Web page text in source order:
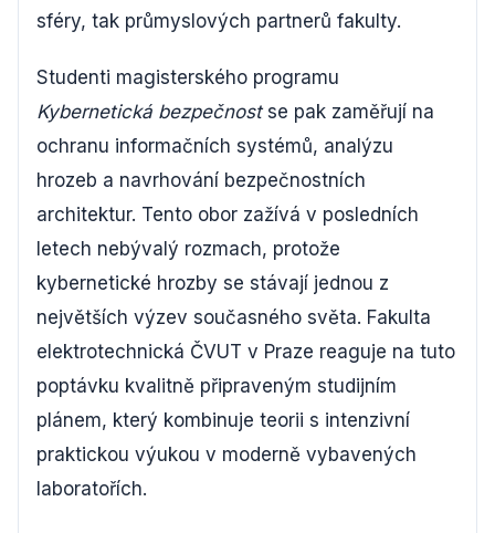
sféry, tak průmyslových partnerů fakulty.
Studenti magisterského programu
Kybernetická bezpečnostse pak zaměřují na
ochranu informačních systémů, analýzu
hrozeb a navrhování bezpečnostních
architektur. Tento obor zažívá v posledních
letech nebývalý rozmach, protože
kybernetické hrozby se stávají jednou z
největších výzev současného světa. Fakulta
elektrotechnická ČVUT v Praze reaguje na tuto
poptávku kvalitně připraveným studijním
plánem, který kombinuje teorii s intenzivní
praktickou výukou v moderně vybavených
laboratořích.